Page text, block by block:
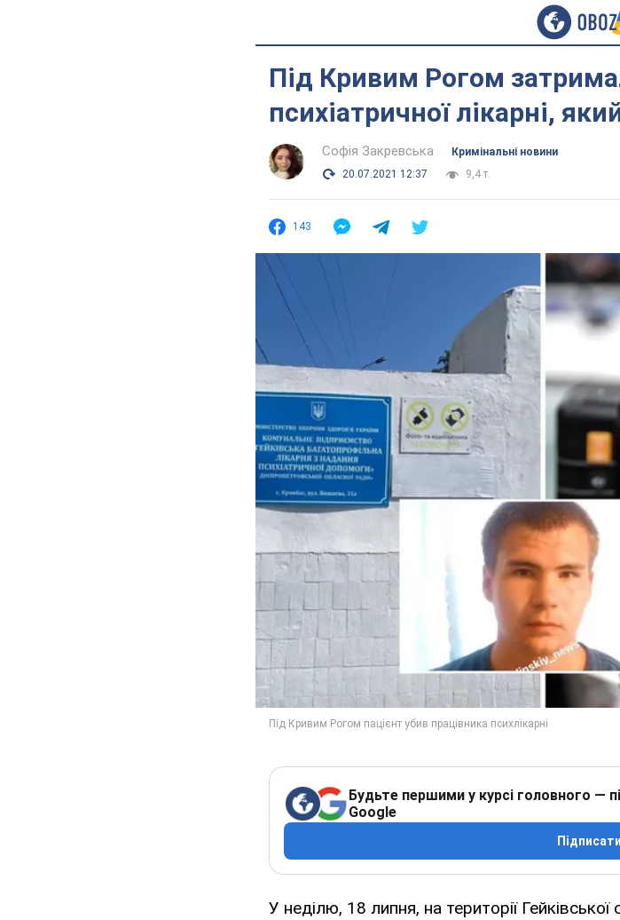
Під Кривим Рогом
психіатричної лікарні,
Софія Закревська
Кримінальні новини
20.07.2021 12:37
9,4 т.
143
Будьте першими у курсі головного —
Google
У неділю, 18 липня, на території Гейківської